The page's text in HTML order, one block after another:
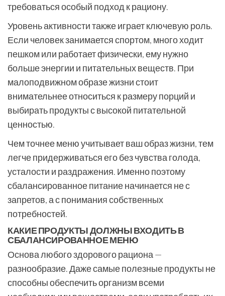
требоваться особый подход к рациону.
Уровень активности также играет ключевую роль.
Если человек занимается спортом, много ходит
пешком или работает физически, ему нужно
больше энергии и питательных веществ. При
малоподвижном образе жизни стоит
внимательнее относиться к размеру порций и
выбирать продукты с высокой питательной
ценностью.
Чем точнее меню учитывает ваш образ жизни, тем
легче придерживаться его без чувства голода,
усталости и раздражения. Именно поэтому
сбалансированное питание начинается не с
запретов, а с понимания собственных
потребностей.
КАКИЕ ПРОДУКТЫ ДОЛЖНЫ ВХОДИТЬ В
СБАЛАНСИРОВАННОЕ МЕНЮ
Основа любого здорового рациона —
разнообразие. Даже самые полезные продукты не
способны обеспечить организм всеми